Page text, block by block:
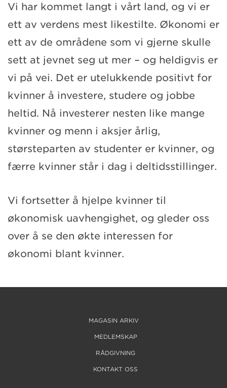
Vi har kommet langt i vårt land, og vi er
ett av verdens mest likestilte. Økonomi er
ett av de områdene som vi gjerne skulle
sett at jevnet seg ut mer – og heldigvis er
vi på vei. Det er utelukkende positivt for
kvinner å investere, studere og jobbe
heltid. Nå investerer nesten like mange
kvinner og menn i aksjer årlig,
størsteparten av studenter er kvinner, og
færre kvinner står i dag i deltidsstillinger.
Vi fortsetter å hjelpe kvinner til
økonomisk uavhengighet, og gleder oss
over å se den økte interessen for
økonomi blant kvinner.
MAGASIN ARKIV
MEDLEMSKAP
RÅDGIVNING
KONTAKT OSS